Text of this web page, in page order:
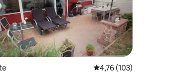
Évaluation moyenne
4,76 (103)